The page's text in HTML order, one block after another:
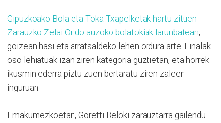
Gipuzkoako Bola eta Toka Txapelketak hartu zituen
Zarauzko Zelai Ondo auzoko bolatokiak larunbatean,
goizean hasi eta arratsaldeko lehen ordura arte. Finalak
oso lehiatuak izan ziren kategoria guztietan, eta horrek
ikusmin ederra piztu zuen bertaratu ziren zaleen
inguruan.
Emakumezkoetan, Goretti Beloki zarauztarra gailendu